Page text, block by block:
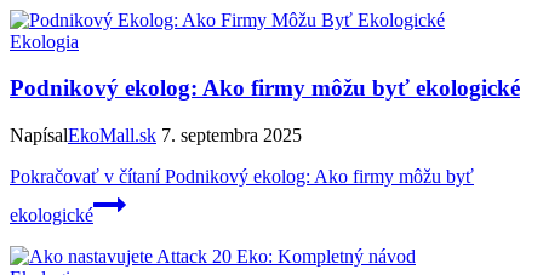
Ekologia
Podnikový ekolog: Ako firmy môžu byť ekologické
NapísalEkoMall.sk 7. septembra 2025
Pokračovať v čítaníPodnikový ekolog: Ako firmy môžu byť
ekologické